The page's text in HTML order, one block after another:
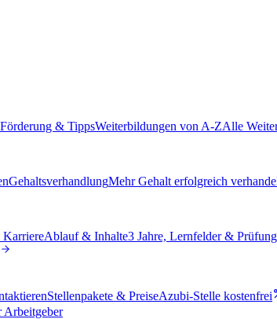
& TippsWeiterbildungen von A-ZAlle
GehaltsverhandlungMehr Gehalt erfolgreich
Ablauf & Inhalte3 Jahre, Lernfelder &
Stellenpakete & PreiseAzubi-Stelle kostenfrei